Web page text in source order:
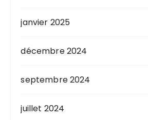
janvier 2025
décembre 2024
septembre 2024
juillet 2024